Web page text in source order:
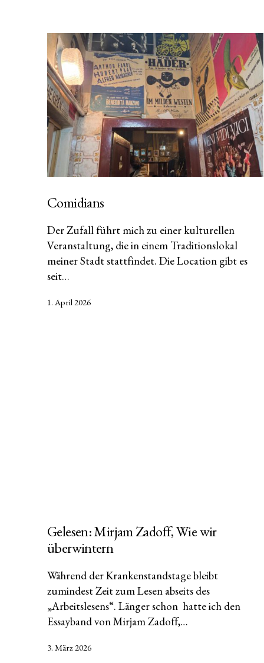
Comidians
Der Zufall führt mich zu einer kulturellen
Veranstaltung, die in einem Traditionslokal
meiner Stadt stattfindet. Die Location gibt es
seit…
Veröffentlicht
1. April 2026
Gelesen: Mirjam Zadoff, Wie wir
überwintern
Während der Krankenstandstage bleibt
zumindest Zeit zum Lesen abseits des
„Arbeitslesens“. Länger schon hatte ich den
Essayband von Mirjam Zadoff,…
Veröffentlicht
3. März 2026